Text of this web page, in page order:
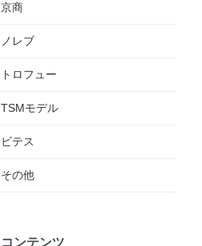
京商
ノレブ
トロフュー
TSMモデル
ビテス
その他
コンテンツ